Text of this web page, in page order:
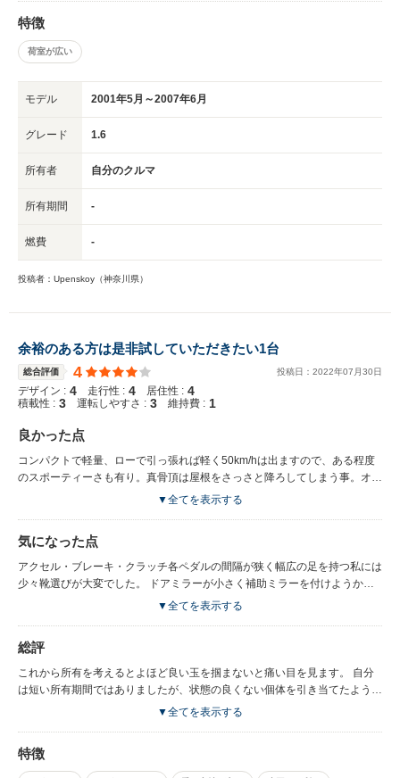
特徴
荷室が広い
モデル 2001年5月～2007年6月
グレード 1.6
所有者 自分のクルマ
所有期間 -
燃費 -
投稿者：Upenskoy（神奈川県）
余裕のある方は是非試していただきたい1台
総合評価 4 投稿日： 2022年07 月30日
デザイン : 4 走行性 : 4 居住性 : 4
積載性 : 3 運転しやすさ : 3 維持費 : 1
良かった点
コンパクトで軽量、ローで引っ張れば軽く50km/hは出ますので、ある程度
のスポーティーさも有り。真骨頂は屋根をさっさと降ろしてしまう事。オー
プンエアの爽快感を味わうと病みつきになりますよ。信号待ちでも十分に余
ップも猫足のおかげで安いタイヤでも快適でした。
▼全てを表示する
気になった点
アクセル・ブレーキ・クラッチ各ペダルの間隔が狭く幅広の足を持つ私には
少々靴選びが大変でした。 ドアミラーが小さく補助ミラーを付けようかと
思うくらい悩みました。 ハンドルが重くコンパクトな車体を活かすのが難
ツそのものの入手が出来ず町工場に依頼して作ってもらったパーツもありま
した。1万キロ走行で修理にかかった費用は想像をはるかに超える額となり
手放す原因に。
▼全てを表示する
総評
これから所有を考えるとよほど良い玉を掴まないと痛い目を見ます。 自分
は短い所有期間ではありましたが、状態の良くない個体を引き当てたようで
す。 一長一短ありで完璧な１台などどこにもあり得ませんが、良いところ
▼全てを表示する
特徴